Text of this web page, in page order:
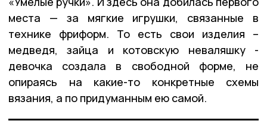
места — за мягкие игрушки, связанные в
технике фриформ. То есть свои изделия –
медведя, зайца и котовскую неваляшку -
девочка создала в свободной форме, не
опираясь на какие-то конкретные схемы
вязания, а по придуманным ею самой.